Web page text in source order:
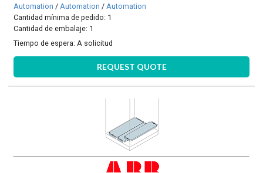
Automation / Automation / Automation
Cantidad mínima de pedido: 1
Cantidad de embalaje: 1
Tiempo de espera:A solicitud
REQUEST QUOTE